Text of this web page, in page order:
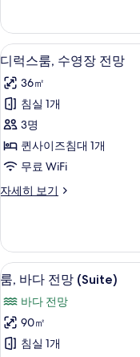
모
두
보
기
정
원
전
망
자
세
보
기
디
럭
스
룸,
수
영
장
전
사
진
모
두
보
기
6
디럭스룸, 수영장 전망
36㎡
침실 1개
3명
퀸사이즈침대 1개
무료 WiFi
자세히 보기
디
수
영
장
전
망
자
세
히
룸,
바
다
전
9
룸, 바다 전망 (Suite)
바다 전망
90㎡
침실 1개